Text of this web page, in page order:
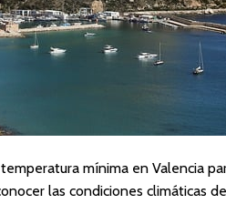
mínima en Valencia
las condiciones climáticas